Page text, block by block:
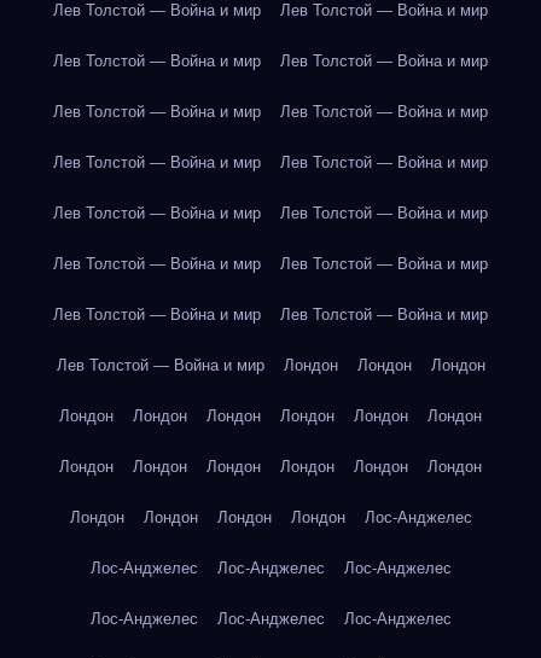
Лев Толстой — Война и мир Лев Толстой — Война и мир
Лев Толстой — Война и мир Лев Толстой — Война и мир
Лев Толстой — Война и мир Лев Толстой — Война и мир
Лев Толстой — Война и мир Лев Толстой — Война и мир
Лев Толстой — Война и мир Лев Толстой — Война и мир
Лев Толстой — Война и мир Лев Толстой — Война и мир
Лев Толстой — Война и мир Лев Толстой — Война и мир
Лев Толстой — Война и мир Лондон Лондон Лондон
Лондон Лондон Лондон Лондон Лондон Лондон
Лондон Лондон Лондон Лондон Лондон Лондон
Лондон Лондон Лондон Лондон Лос-Анджелес
Лос-Анджелес Лос-Анджелес Лос-Анджелес
Лос-Анджелес Лос-Анджелес Лос-Анджелес